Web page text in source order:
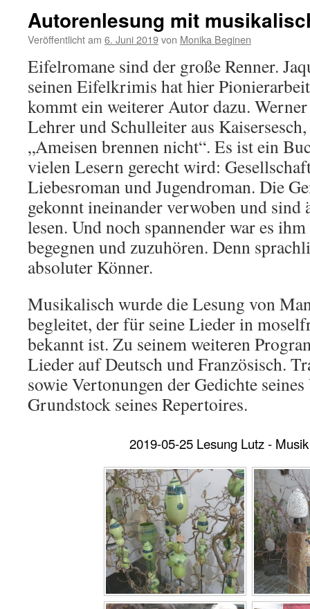
Autorenlesung mit
Veröffentlicht am 6. Juni 2019von Monika Beginen
Eifelromane sind der große Renner.
seinen Eifelkrimis hat hier
kommt ein weiterer Autor dazu.
Lehrer und Schulleiter aus
„Ameisen brennen nicht“. Es ist ein
vielen Lesern gerecht wird:
Liebesroman und Jugendroman. Die
gekonnt ineinander verwoben und sind
lesen. Und noch spannender war es
begegnen und zuzuhören. Denn
absoluter Könner.
Musikalisch wurde die Lesung von
begleitet, der für seine Lieder in
bekannt ist. Zu seinem weiteren
Lieder auf Deutsch und Französisch.
sowie Vertonungen der Gedichte
Grundstock seines Repertoires.
2019-05-25 Lesung Lutz -